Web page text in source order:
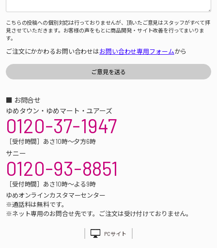
こちらの投稿への個別対応は行っておりませんが、頂いたご意見はスタッフがすべて拝
見させていただきます。お客様の声をもとに商品開発・サイト改善を行ってまいりま
す。
ご注文にかかわるお問い合わせはお問い合わせ専用フォームから
■ お問合せ
ゆめタウン・ゆめマート・ユアーズ
0120-37-1947
［受付時間］あさ10時～夕方6時
サニー
0120-93-8851
［受付時間］あさ10時～よる9時
ゆめオンラインカスタマーセンター
※通話料は無料です。
※ネット専用のお問合せ先です。ご注文は受け付けておりません。
PCサイト